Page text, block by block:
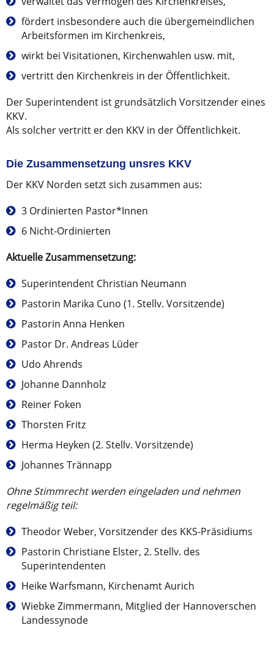
fördert insbesondere auch die übergemeindlichen
Arbeitsformen im Kirchenkreis,
wirkt bei Visitationen, Kirchenwahlen usw. mit,
vertritt den Kirchenkreis in der Öffentlichkeit.
Der Superintendent ist grundsätzlich Vorsitzender eines
KKV.
Als solcher vertritt er den KKV in der Öffentlichkeit.
Die Zusammensetzung unsres KKV
Der KKV Norden setzt sich zusammen aus:
3 Ordinierten Pastor*Innen
6 Nicht-Ordinierten
Aktuelle Zusammensetzung:
Superintendent Christian Neumann
Pastorin Marika Cuno (1. Stellv. Vorsitzende)
Pastorin Anna Henken
Pastor Dr. Andreas Lüder
Udo Ahrends
Johanne Dannholz
Reiner Foken
Thorsten Fritz
Herma Heyken (2. Stellv. Vorsitzende)
Johannes Trännapp
Ohne Stimmrecht werden eingeladen und nehmen
regelmäßig teil:
Theodor Weber, Vorsitzender des KKS-Präsidiums
Pastorin Christiane Elster, 2. Stellv. des
Superintendenten
Heike Warfsmann, Kirchenamt Aurich
Wiebke Zimmermann, Mitglied der Hannoverschen
Landessynode